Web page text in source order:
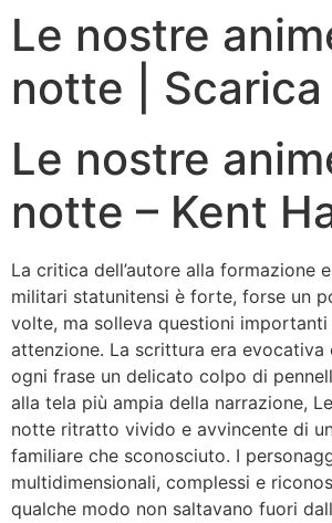
Le nostre
notte |
Le nostre
notte – Kent
La critica dell’autore alla formazione
militari statunitensi è forte, forse un
volte, ma solleva questioni importanti
attenzione. La scrittura era evocativa
ogni frase un delicato colpo di
alla tela più ampia della narrazione,
notte ritratto vivido e avvincente di
familiare che sconosciuto. I
multidimensionali, complessi e
qualche modo non saltavano fuori